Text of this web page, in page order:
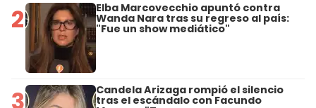
2 Elba Marcovecchio apuntó contra
Wanda Nara tras su regreso al país:
"Fue un show mediático"
3 Candela Arizaga rompió el silencio
tras el escándalo con Facundo